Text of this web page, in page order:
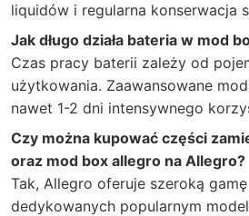
liquidów i regularna konserwacja
Jak długo działa bateria w mod
Czas pracy baterii zależy od
użytkowania. Zaawansowane
nawet 1-2 dni intensywnego
Czy można kupować części
oraz mod box allegro na Allegro?
Tak, Allegro oferuje szeroką
dedykowanych popularnym